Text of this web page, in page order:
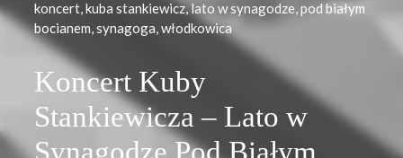
koncert, kuba stankiewicz,lato w synagodze, pod białym
bocianem synagoga włodkowica
Koncert Kuby
Stankiewicza – Lato w
Synagodze Pod Białym